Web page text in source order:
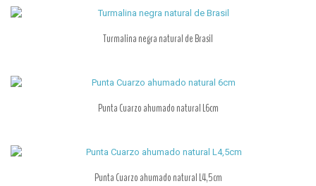
Turmalina negra natural de Brasil
Punta Cuarzo ahumado natural L6cm
Punta Cuarzo ahumado natural L4,5cm